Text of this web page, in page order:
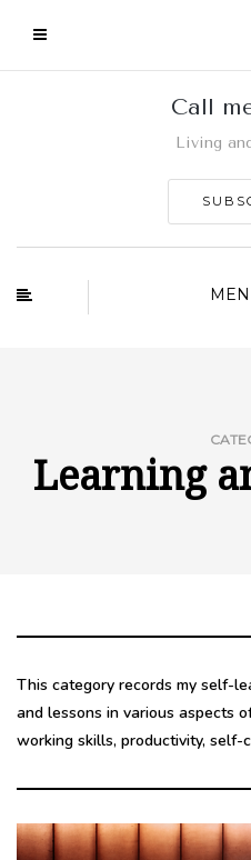
Call
Living
Learning
This category records my self-
and lessons in various aspects
working skills, productivity, self-